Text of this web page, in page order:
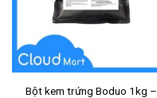
Bột kem trứng Boduo 1kg –